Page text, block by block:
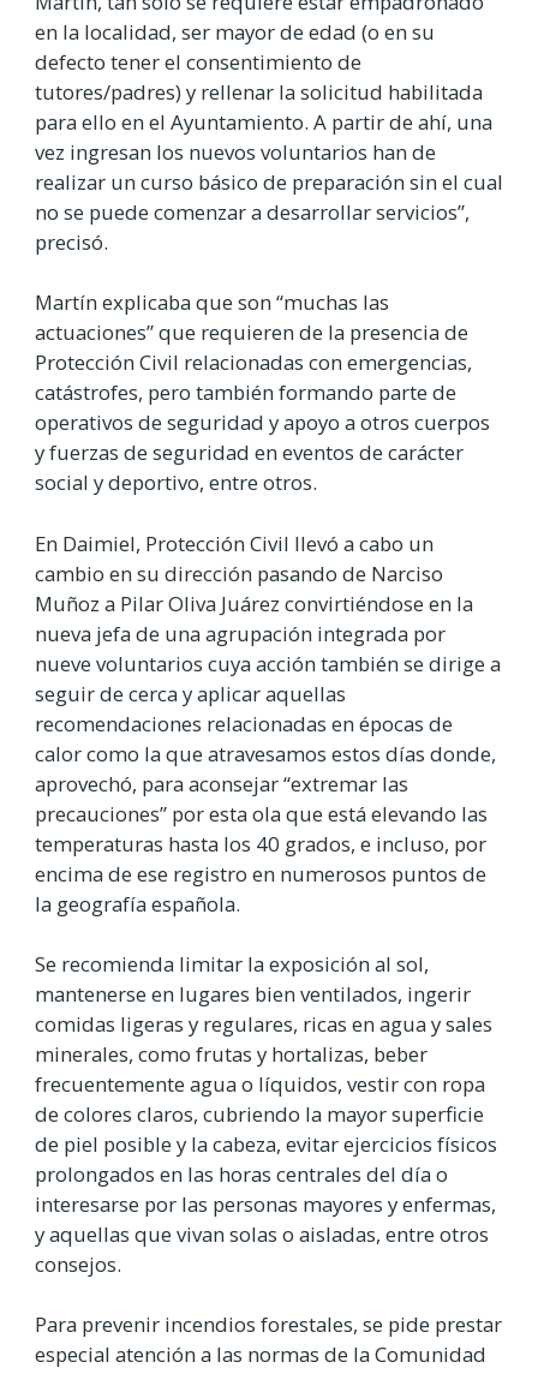
en la localidad, ser mayor de edad (o en su
defecto tener el consentimiento de
tutores/padres) y rellenar la solicitud habilitada
para ello en el Ayuntamiento. A partir de ahí, una
vez ingresan los nuevos voluntarios han de
realizar un curso básico de preparación sin el cual
no se puede comenzar a desarrollar servicios”,
precisó.
Martín explicaba que son “muchas las
actuaciones” que requieren de la presencia de
Protección Civil relacionadas con emergencias,
catástrofes, pero también formando parte de
operativos de seguridad y apoyo a otros cuerpos
y fuerzas de seguridad en eventos de carácter
social y deportivo, entre otros.
En Daimiel, Protección Civil llevó a cabo un
cambio en su dirección pasando de Narciso
Muñoz a Pilar Oliva Juárez convirtiéndose en la
nueva jefa de una agrupación integrada por
nueve voluntarios cuya acción también se dirige a
seguir de cerca y aplicar aquellas
recomendaciones relacionadas en épocas de
calor como la que atravesamos estos días donde,
aprovechó, para aconsejar “extremar las
precauciones” por esta ola que está elevando las
temperaturas hasta los 40 grados, e incluso, por
encima de ese registro en numerosos puntos de
la geografía española.
Se recomienda limitar la exposición al sol,
mantenerse en lugares bien ventilados, ingerir
comidas ligeras y regulares, ricas en agua y sales
minerales, como frutas y hortalizas, beber
frecuentemente agua o líquidos, vestir con ropa
de colores claros, cubriendo la mayor superficie
de piel posible y la cabeza, evitar ejercicios físicos
prolongados en las horas centrales del día o
interesarse por las personas mayores y enfermas,
y aquellas que vivan solas o aisladas, entre otros
consejos.
Para prevenir incendios forestales, se pide prestar
especial atención a las normas de la Comunidad